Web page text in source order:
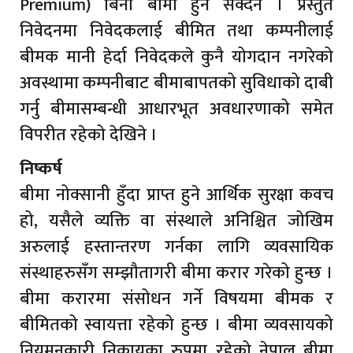
निवेदनमा निवेदकलाई बीमित तथा कम्पनीलाई
बीमक मानी हेर्दा निवेदकले कुनै योगदान नगरेको
अवस्थामा कम्पनीबाट बीमाबापतको सुविधाको दाबी
गर्नु बीमासम्बन्धी आधारभूत अवधारणाको समेत
विपरीत रहेको देखिने ।
निष्कर्ष
बीमा नोक्सानी हुँदा प्राप्त हुने आर्थिक सुरक्षा कवच
हो, यसैले व्यक्ति वा संस्थाले अनिश्चित जोखिम
अरुलाई हस्तान्तरण गर्नका लागि व्यवसायिक
संस्थाहरुसँग सम्झौतागरी बीमा करार गरेको हुन्छ ।
बीमा करारमा संसोधन गर्ने विषयमा बीमक र
बीमितको स्वायत्ता रहेको हुन्छ । बीमा व्यवसायको